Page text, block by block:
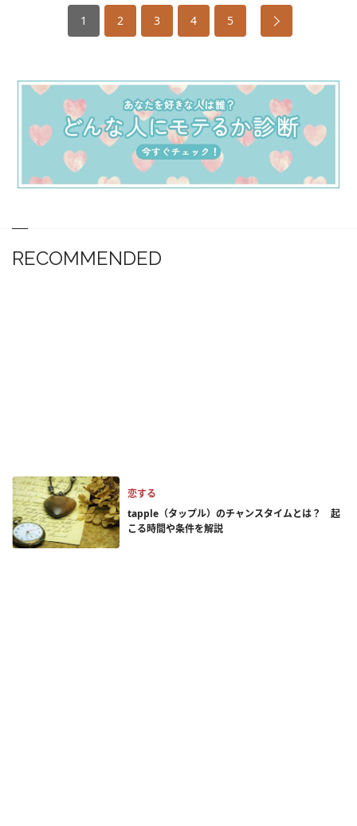
1 2 3 4 5
RECOMMENDED
恋する
tapple（タップル）のチャンスタイムとは？ 起
こる時間や条件を解説